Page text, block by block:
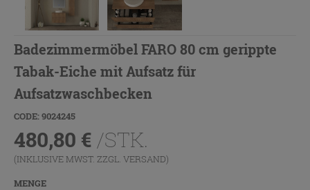
Badezimmermöbel FARO 80 cm gerippte
Tabak-Eiche mit Aufsatz für
Aufsatzwaschbecken
CODE: 9024245
480,80 € /STK.
(INKLUSIVE MWST. ZZGL. VERSAND)
MENGE